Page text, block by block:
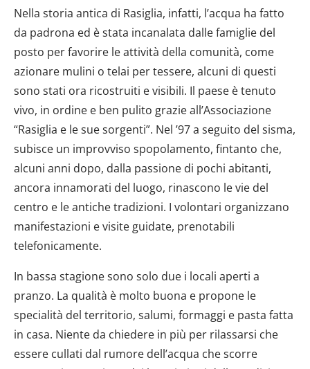
Nella storia antica di Rasiglia, infatti, l’acqua ha fatto
da padrona ed è stata incanalata dalle famiglie del
posto per favorire le attività della comunità, come
azionare mulini o telai per tessere, alcuni di questi
sono stati ora ricostruiti e visibili. Il paese è tenuto
vivo, in ordine e ben pulito grazie all’Associazione
“Rasiglia e le sue sorgenti”. Nel ’97 a seguito del sisma,
subisce un improvviso spopolamento, fintanto che,
alcuni anni dopo, dalla passione di pochi abitanti,
ancora innamorati del luogo, rinascono le vie del
centro e le antiche tradizioni. I volontari organizzano
manifestazioni e visite guidate, prenotabili
telefonicamente.
In bassa stagione sono solo due i locali aperti a
pranzo. La qualità è molto buona e propone le
specialità del territorio, salumi, formaggi e pasta fatta
in casa. Niente da chiedere in più per rilassarsi che
essere cullati dal rumore dell’acqua che scorre